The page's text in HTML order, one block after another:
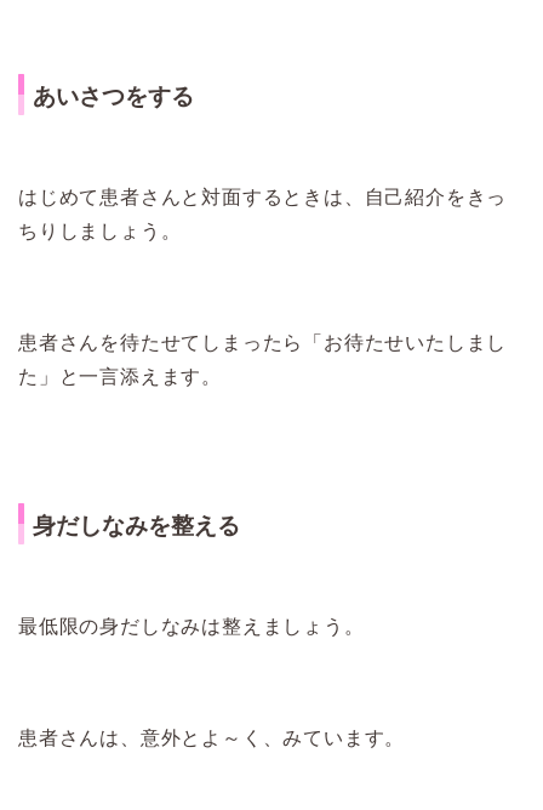
あいさつをする
はじめて患者さんと対面するときは、自己紹介をきっ
ちりしましょう。
患者さんを待たせてしまったら「お待たせいたしまし
た」と一言添えます。
身だしなみを整える
最低限の身だしなみは整えましょう。
患者さんは、意外とよ～く、みています。